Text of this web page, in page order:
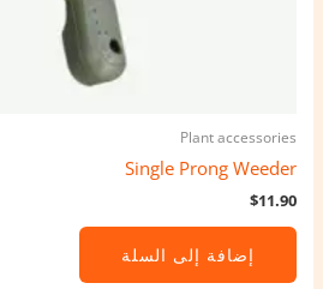
Plant accessories
Single Prong Weeder
$11.90
إضافة إلى السلة